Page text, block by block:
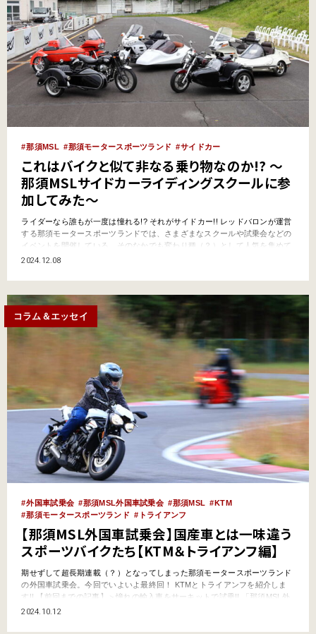
那須MSL 那須モータースポーツランド サイドカー
これはバイクと似て非なる乗り物なのか!? 〜
那須MSLサイドカーライディングスクールに参
加してみた〜
ライダーなら誰もが一度は憧れる!? それがサイドカー!! レッドバロンが運営
する那須モータースポーツランドでは、さまざまなスクールや試乗会などの
イベントを開催している。そのなかでも変わり種（？）として人気を集めて
いるのが、那須MSLサイドカーライディングスクール。 その名のとおり、サ
の皆さんはバイクのことをなぜ「単車」…
2024.12.08
コラム＆エッセイ
外国車試乗会 那須MSL外国車試乗会 那須MSL
KTM
那須モータースポーツランド
トライアンフ
【那須MSL外国車試乗会】国産車とは一味違う
スポーツバイクたち【KTM＆トライアンフ編】
期せずして超長期連載（？）となってしまった那須モータースポーツランド
の外国車試乗会。今回でいよいよ最終回！ KTMとトライアンフを紹介しま
す!! 【前回までの記事】＞憧れの輸入車をサーキットで試乗!! 「那須MSL外
国車試乗会」で乗りまくり！＞【那須MSL外国車試乗会】憧れのフラットツ
2024.10.12